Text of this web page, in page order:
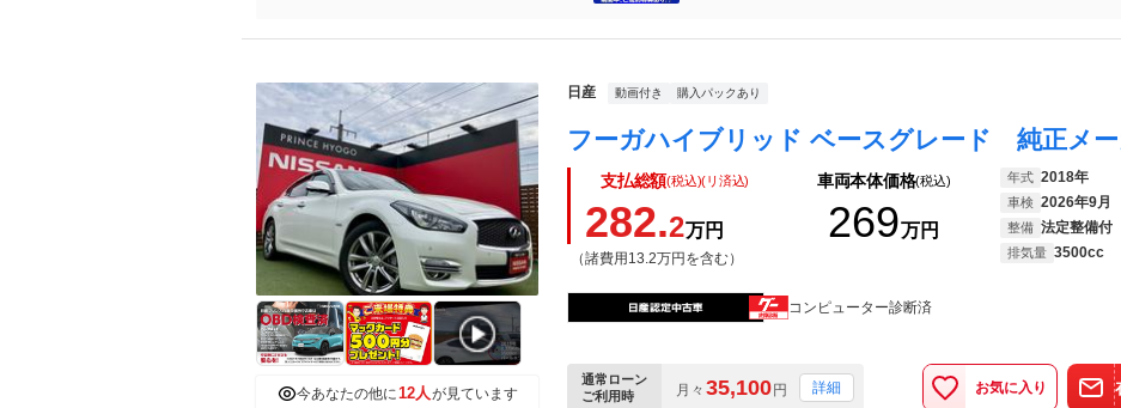
今あなたの他に12人が見ています
日産 動画付き 購入パックあり
支払総額(税込)(リ済込)
282.2万円
（諸費用13.2万円を含む）
車両本体価格(税込)
269万円
年式 2018年
車検 2026年9月
整備 法定整備付
排気量 3500cc
コンピューター診断済
通常ローン
ご利用時
月々 35,100円 詳細 お気に入り